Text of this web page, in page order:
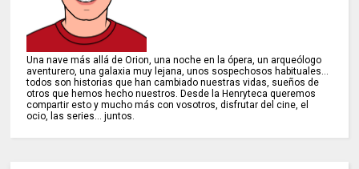
Una nave más allá de Orion, una noche en la ópera, un arqueólogo
aventurero, una galaxia muy lejana, unos sospechosos habituales...
todos son historias que han cambiado nuestras vidas, sueños de
otros que hemos hecho nuestros. Desde la Henryteca queremos
compartir esto y mucho más con vosotros, disfrutar del cine, el
ocio, las series... juntos.